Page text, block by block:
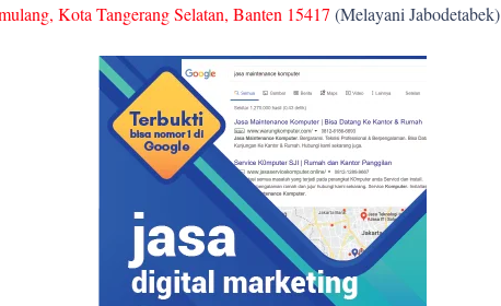
Kota Tangerang Selatan, Banten 15417 (Melayani Jabodetabek)